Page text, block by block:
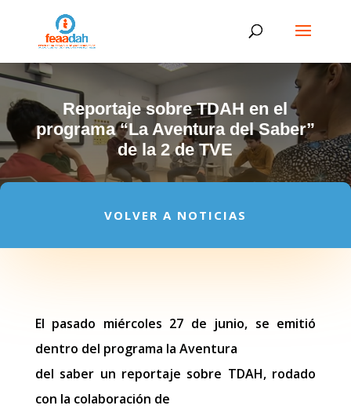
Reportaje sobre TDAH en el
programa “La Aventura del Saber”
de la 2 de TVE
VOLVER A NOTICIAS
El pasado miércoles 27 de junio, se emitió
dentro del programa la Aventura
del saber un reportaje sobre TDAH, rodado
con la colaboración de